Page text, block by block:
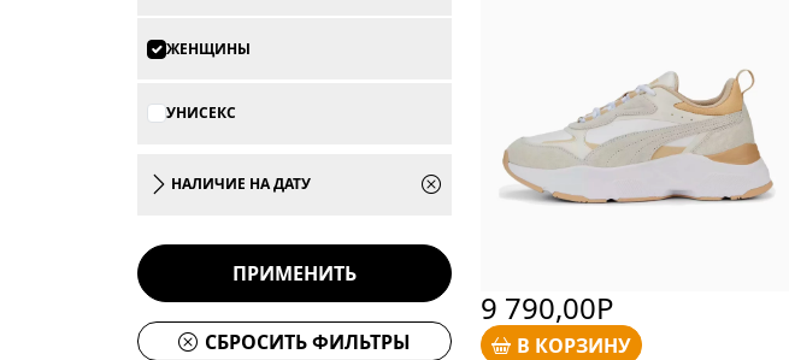
ЖЕНЩИНЫ
УНИСЕКС
НАЛИЧИЕ НА ДАТУ
ПРИМЕНИТЬ
СБРОСИТЬ ФИЛЬТРЫ
9 790,00Р
В КОРЗИНУ